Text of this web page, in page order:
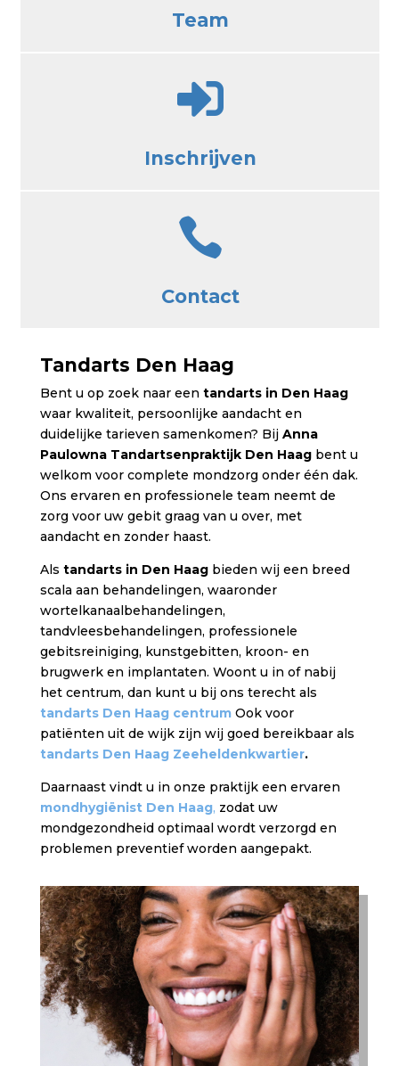
Team

Inschrijven

Contact
Tandarts Den Haag
Bent u op zoek naar een tandarts in Den Haag
waar kwaliteit, persoonlijke aandacht en
duidelijke tarieven samenkomen? Bij Anna
Paulowna Tandartsenpraktijk Den Haagbent u
welkom voor complete mondzorg onder één dak.
Ons ervaren en professionele team neemt de
zorg voor uw gebit graag van u over, met
aandacht en zonder haast.
Als tandarts in Den Haagbieden wij een breed
scala aan behandelingen, waaronder
wortelkanaalbehandelingen,
tandvleesbehandelingen, professionele
gebitsreiniging, kunstgebitten, kroon- en
brugwerk en implantaten. Woont u in of nabij
het centrum, dan kunt u bij ons terecht als
tandarts Den Haag centrumOok voor
patiënten uit de wijk zijn wij goed bereikbaar als
tandarts Den Haag Zeeheldenkwartier.
Daarnaast vindt u in onze praktijk een ervaren
mondhygiënist Den Haag, zodat uw
mondgezondheid optimaal wordt verzorgd en
problemen preventief worden aangepakt.